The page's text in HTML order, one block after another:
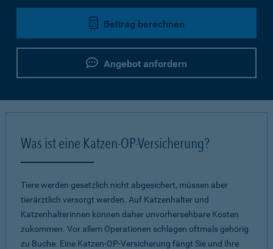
Beitrag berechnen
Angebot anfordern
Was ist eine Katzen-OP-Versicherung?
Tiere werden gesetzlich nicht abgesichert, müssen aber
tierärztlich versorgt werden. Auf Katzenhalter und
Katzenhalterinnen können daher unvorhersehbare Kosten
zukommen. Vor allem Operationen schlagen oftmals gehörig
zu Buche. Eine Katzen-OP-Versicherung fängt Sie und Ihre